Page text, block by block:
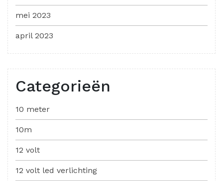
mei 2023
april 2023
Categorieën
10 meter
10m
12 volt
12 volt led verlichting